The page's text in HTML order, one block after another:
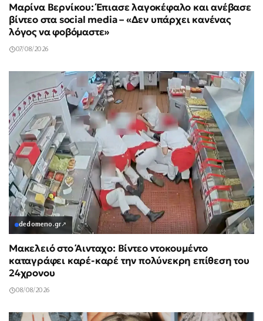
Μαρίνα Βερνίκου: Έπιασε λαγοκέφαλο και ανέβασε
βίντεο στα social media – «Δεν υπάρχει κανένας
λόγος να φοβόμαστε»
07/08/2026
dedomeno.gr↗
Μακελειό στο Άινταχο: Βίντεο ντοκουμέντο
καταγράφει καρέ-καρέ την πολύνεκρη επίθεση του
24χρονου
08/08/2026